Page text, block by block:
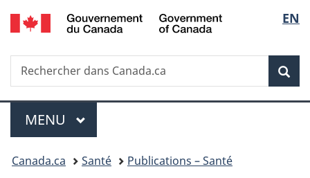
Passer
au
principal
Passer
à
Au
du
Passer
à
version
simplifiée
de
la
EN
Recherche
Rechercher
dans
Menu
MENU PRINCIPAL
Vous
Canada.ca Santé
Publications – Santé